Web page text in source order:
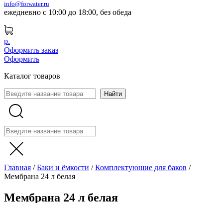
info@forwater.ru
ежедневно с 10:00 до 18:00, без обеда
р.
Оформить заказ
Оформить
Каталог товаров
Главная /Баки и ёмкости /Комплектующие для баков /
Мембрана 24 л белая
Мембрана 24 л белая